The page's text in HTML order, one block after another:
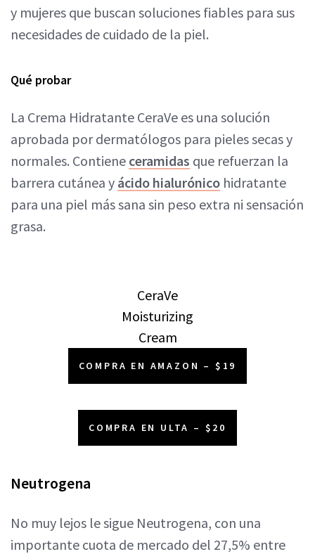
y mujeres que buscan soluciones fiables para sus
necesidades de cuidado de la piel.
Qué probar
La Crema Hidratante CeraVe es una solución
aprobada por dermatólogos para pieles secas y
normales. Contiene ceramidas que refuerzan la
barrera cutánea y ácido hialurónico hidratante
para una piel más sana sin peso extra ni sensación
grasa.
CeraVe
Moisturizing
Cream
COMPRA EN AMAZON – $19
COMPRA EN ULTA – $20
Neutrogena
No muy lejos le sigue Neutrogena, con una
importante cuota de mercado del 27,5% entre